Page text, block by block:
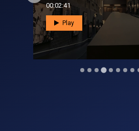
00:06:22
Play